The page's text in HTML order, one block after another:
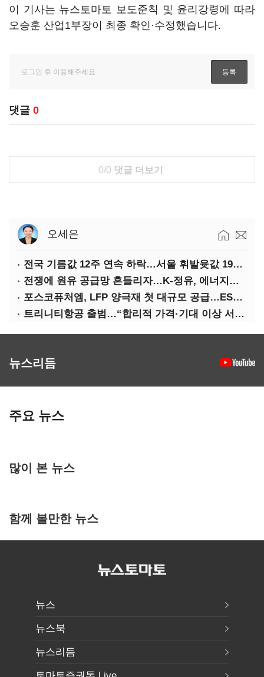
이 기사는 뉴스토마토 보도준칙 및 윤리강령에 따라
오승훈 산업1부장이 최종 확인·수정했습니다.
댓글 0
0/0 댓글 더보기
오세은
전국 기름값 12주 연속 하락…서울 휘발윳값 1909원
전쟁에 원유 공급망 흔들리자…K-정유, 에너지안보 핵심으로 재부상
포스코퓨처엠, LFP 양극재 첫 대규모 공급…ESS 시장 공략
트리니티항공 출범…“합리적 가격·기대 이상 서비스로 승부”
뉴스리듬
주요 뉴스
많이 본 뉴스
함께 볼만한 뉴스
뉴스
뉴스북
뉴스리듬